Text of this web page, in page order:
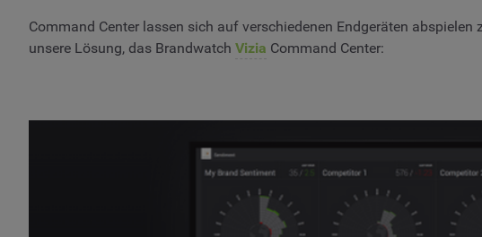
Command Center lassen sich auf verschiedenen Endgeräten
unsere Lösung, das Brandwatch Vizia Command Center: